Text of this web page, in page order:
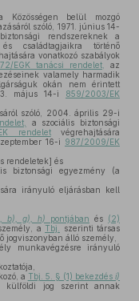
belül mozgó
szóló, 1971. június 14-
rendszereknek a
családtagjaikra történő
vonatkozó szabályok
EGK tanácsi rendelet,
az
valamely harmadik
okán nem érintett
május 14-i 859/2003/EK
szóló, 2004. április 29-i
a szociális biztonsági
rendeletvégrehajtására
16-i 987/2009/EK
rendeletek] és
biztonsági egyezmény (a
irányuló eljárásban kell
b), g), h) pontjában és (2)
a Tbj.
szerinti társas
álló személy,
munkavégzésre irányuló
a Tbj. 5. § (1) bekezdési)
külföldi jog szerint annak